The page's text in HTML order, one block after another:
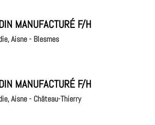
MANUFACTURÉ F/H
Aisne - Blesmes
MANUFACTURÉ F/H
Aisne - Château-Thierry